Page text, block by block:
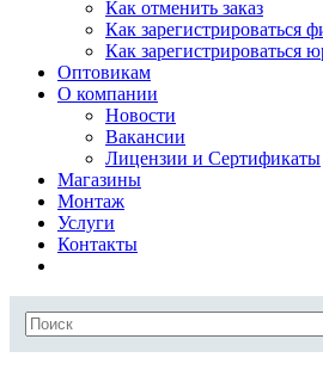
Как отменить заказ
Как зарегистрироваться
Как зарегистрироваться
Оптовикам
О компании
Новости
Вакансии
Лицензии и Сертификаты
Магазины
Монтаж
Услуги
Контакты